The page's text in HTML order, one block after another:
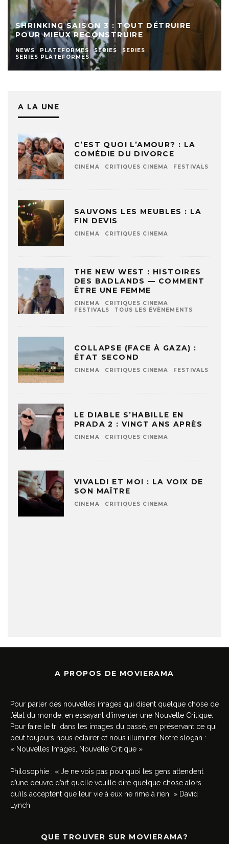
SHRINKING SAISON 3 : TOUT DÉTRUIRE
POUR MIEUX RECONSTRUIRE
NEWS PLATEFORMES SERIES
SERIES
SERIES PLATEFORMES
A LA UNE
C’EST QUOI L’AMOUR? : LA
COMÉDIE DU DIVORCE
CINEMA CRITIQUES CINEMA FESTIVALS
SAUVONS LES MEUBLES : LA
FIN DEVIS
CINEMA CRITIQUES CINEMA
THE NEW WEST : HISTOIRES
DES BADLANDS — COMMENT
ÊTRE UNE FEMME
CINEMA
CRITIQUES CINEMA
FESTIVALS
TOUS LES ÉVÈNEMENTS
COLLAPSE (FACE À GAZA) :
ÉTAT SECOND
CINEMA CRITIQUES CINEMA FESTIVALS
LE DIABLE S’HABILLE EN
PRADA 2 : VINGT ANS APRÈS
CINEMA CRITIQUES CINEMA
VIVALDI ET MOI : LA VOIX DE
SON MAÎTRE
CINEMA CRITIQUES CINEMA
A PROPOS DE MOVIERAMA
Pour parler des nouvelles images qui disent quelque chose de
l’état du monde, en essayant d’inventer une Nouvelle Critique.
Pour faire le tri dans les images du passé, en préservant ce qui
peut toujours nous éclairer et nous illuminer. Notre slogan :
« Nouvelles Images, Nouvelle Critique »
Philosophie : « Je ne vois pas pourquoi les gens attendent
d’une oeuvre d’art qu’elle veuille dire quelque chose alors
qu’ils acceptent que leur vie à eux ne rime à rien » David
Lynch
QUE TROUVER SUR MOVIERAMA?